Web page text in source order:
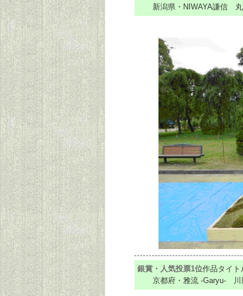
新潟県・NIWAYA謙信 丸
銀賞・人気投票1位作品タイト
京都府・雅流 ‐Garyu‐ 川